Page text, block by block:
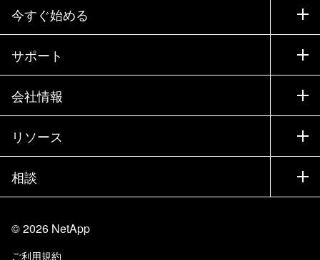
今すぐ始める
購入方法
営業チームへのお問い合わせ
パートナーを検索
エグゼクティブ ブリーフィング
製品A-Z
サポート
サポート
トレーニング
ドキュメント
ナレッジ ベース
コミュニティ
知識の習得
会社情報
会社情報
パートナー
採用情報
Trust Center
リソース
ニュースルーム
イベント
ブログ
カスタマー エクスペリエンス
相談
当サイトに関するフィードバック
©2026 NetApp
ご利用規約